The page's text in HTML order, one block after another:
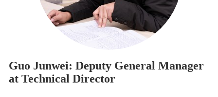
Guo Junwei: Deputy General Manager
at Technical Director